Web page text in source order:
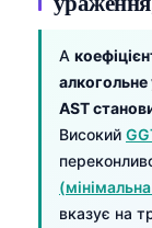
A
алкогольне
AST
Високий
вказує на